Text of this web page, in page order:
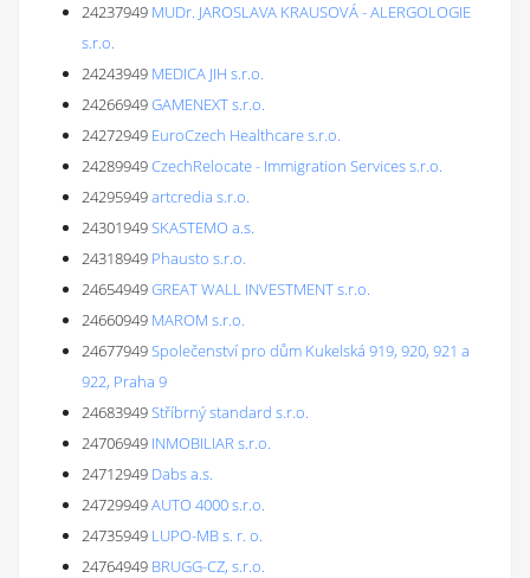
24237949 MUDr. JAROSLAVA KRAUSOVÁ - ALERGOLOGIE
s.r.o.
24243949 MEDICA JIH s.r.o.
24266949GAMENEXT s.r.o.
24272949 EuroCzech Healthcare s.r.o.
24289949CzechRelocate - Immigration Services s.r.o.
24295949artcredia s.r.o.
24301949SKASTEMO a.s.
24318949 Phausto s.r.o.
24654949GREAT WALL INVESTMENT s.r.o.
24660949 MAROM s.r.o.
24677949Společenství pro dům Kukelská 919, 920, 921 a
922, Praha 9
24683949Stříbrný standard s.r.o.
24706949 INMOBILIAR s.r.o.
24712949 Dabs a.s.
24729949AUTO 4000 s.r.o.
24735949 LUPO-MB s. r. o.
24764949 BRUGG-CZ, s.r.o.